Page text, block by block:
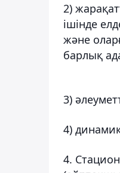
2)
ішінде
және
барлық
3)
4)
4.